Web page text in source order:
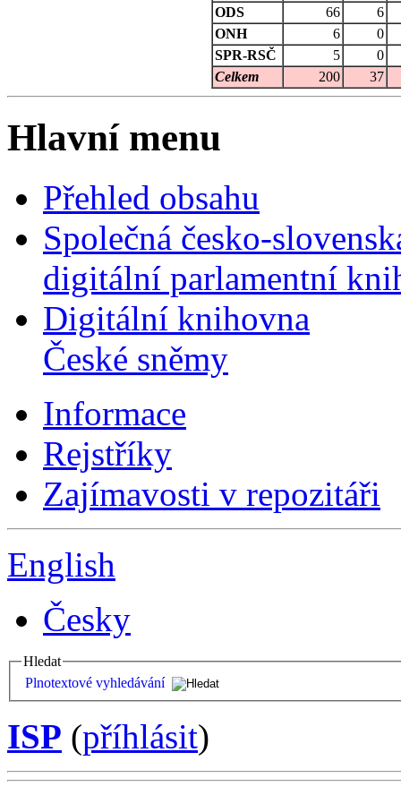
ODS
66
6
ONH
6
0
SPR-RSČ
5
0
Celkem
200 37
Hlavní menu
Přehled obsahu
Společná česko-
digitální parlamentní
Digitální knihovna
České sněmy
Informace
Rejstříky
Zajímavosti v repozitáři
English
Česky
Hledat
Plnotextové vyhledávání
ISP (příhlásit)